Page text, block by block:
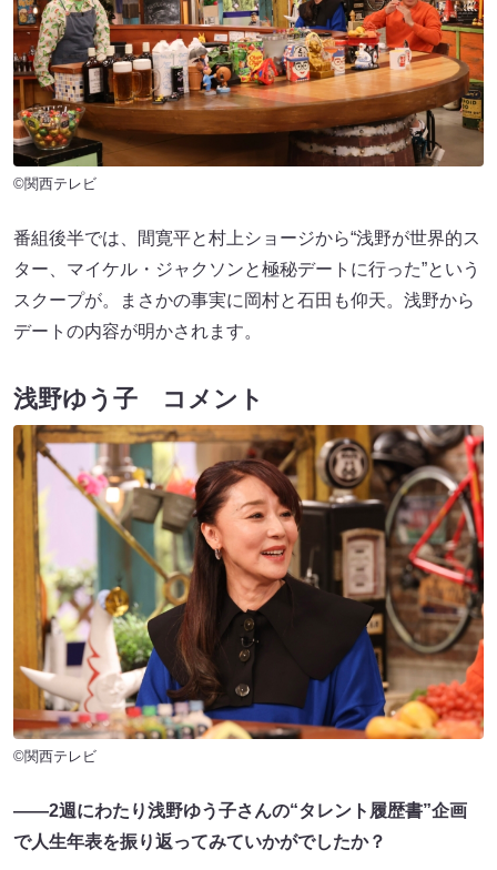
©関西テレビ
番組後半では、間寛平と村上ショージから“浅野が世界的ス
ター、マイケル・ジャクソンと極秘デートに行った”という
スクープが。まさかの事実に岡村と石田も仰天。浅野から
デートの内容が明かされます。
浅野ゆう子 コメント
©関西テレビ
――2週にわたり浅野ゆう子さんの“タレント履歴書”企画
で人生年表を振り返ってみていかがでしたか？